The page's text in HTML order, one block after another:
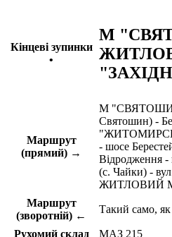
Кінцеві зупинки
•
М
Маршрут
(прямий) →
М "СВЯТОШИН"
Святошин) -
- шосе
Відродження -
(с. Чайки) -
ЖИТЛОВИЙ
Маршрут
(зворотній) ←
Такий само,
Рухомий склад МАЗ 215